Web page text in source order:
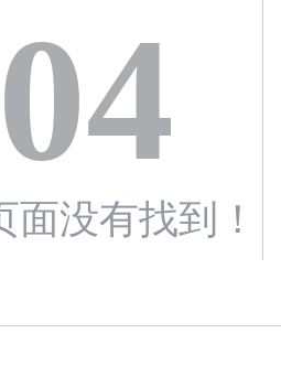
没有找到！